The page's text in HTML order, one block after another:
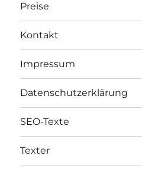
Preise
Kontakt
Impressum
Datenschutzerklärung
SEO-Texte
Texter